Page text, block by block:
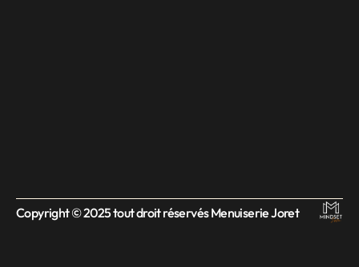
Copyright © 2025 tout droit réservés Menuiserie Joret